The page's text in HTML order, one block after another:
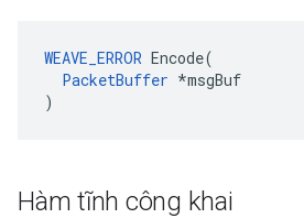
WEAVE_ERROR Encode(
PacketBuffer *msgBuf
)
Hàm tĩnh công khai